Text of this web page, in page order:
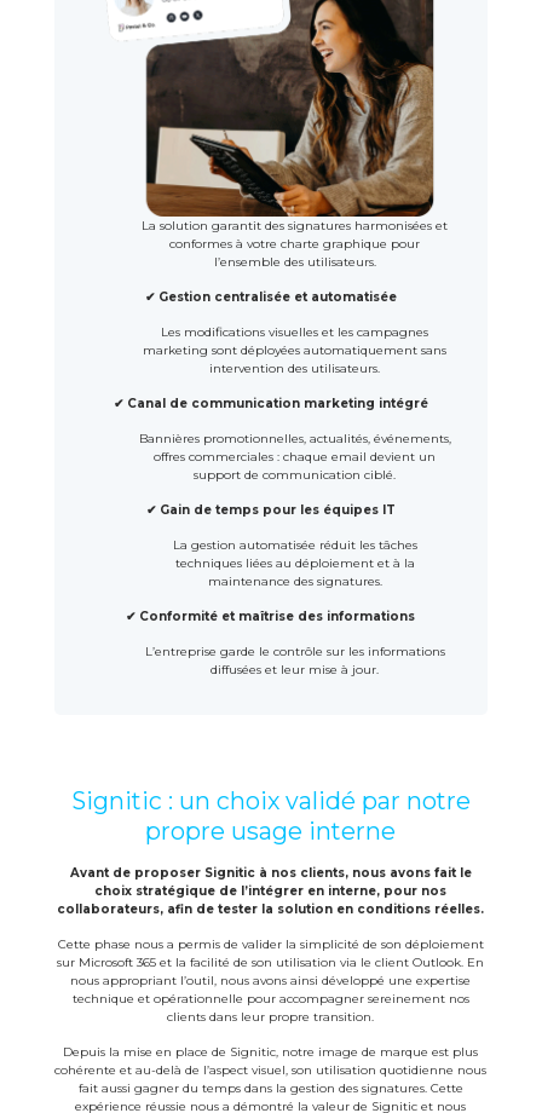
La solution garantit des signatures harmonisées et
conformes à votre charte graphique pour
l’ensemble des utilisateurs.
✔ Gestion centralisée et automatisée
Les modifications visuelles et les campagnes
marketing sont déployées automatiquement sans
intervention des utilisateurs.
✔ Canal de communication marketing intégré
Bannières promotionnelles, actualités, événements,
offres commerciales : chaque email devient un
support de communication ciblé.
✔ Gain de temps pour les équipes IT
La gestion automatisée réduit les tâches
techniques liées au déploiement et à la
maintenance des signatures.
✔ Conformité et maîtrise des informations
L’entreprise garde le contrôle sur les informations
diffusées et leur mise à jour.
Signitic : un choix validé par notre
propre usage interne
Avant de proposer Signitic à nos clients, nous avons fait le
choix stratégique de l’intégrer en interne, pour nos
collaborateurs, afin de tester la solution en conditions réelles.
Cette phase nous a permis de valider la simplicité de son déploiement
sur Microsoft 365 et la facilité de son utilisation via le client Outlook. En
nous appropriant l’outil, nous avons ainsi développé une expertise
technique et opérationnelle pour accompagner sereinement nos
clients dans leur propre transition.
Depuis la mise en place de Signitic, notre image de marque est plus
cohérente et au-delà de l’aspect visuel, son utilisation quotidienne nous
fait aussi gagner du temps dans la gestion des signatures. Cette
expérience réussie nous a démontré la valeur de Signitic et nous